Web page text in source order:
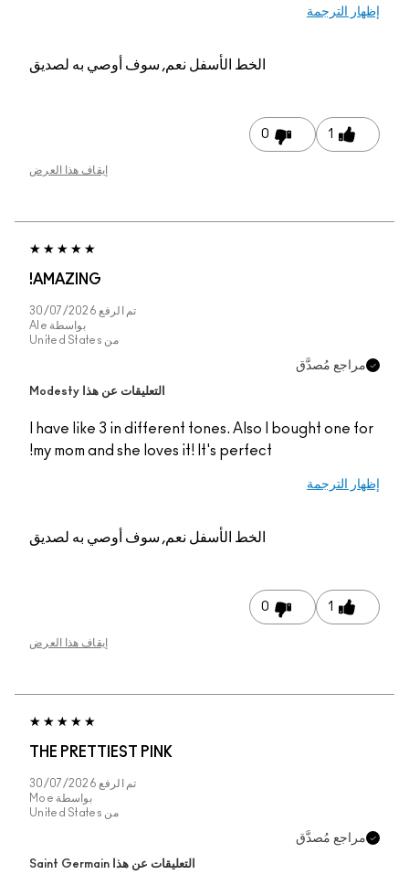
الترجمة
الخط الأسفلنعم, سوف أوصي به لصديق
0
إيقاف هذا العرض
AMAZING!
30/07/2026
Ale
United States
مُصدَّق
التعليقات عن هذا Modesty
I have like 3 in different tones. Also I bought
my mom and she loves it! It's perfect!
الترجمة
الخط الأسفلنعم, سوف أوصي به لصديق
0
إيقاف هذا العرض
THE PRETTIEST PINK
30/07/2026
Moe
United States
مُصدَّق
التعليقات عن هذا Saint Germain